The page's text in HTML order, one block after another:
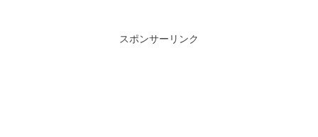
スポンサーリンク